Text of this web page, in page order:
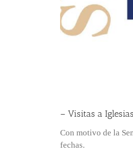
– Visitas a
Con motivo de la
fechas.